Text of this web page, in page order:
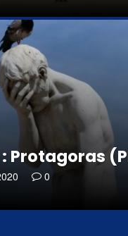
Protagoras
0